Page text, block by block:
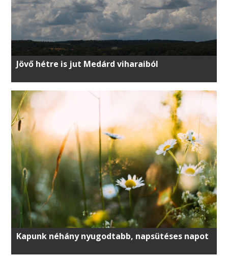
Jövő hétre is jut Medárd viharaiból
Kapunk néhány nyugodtabb, napsütéses napot